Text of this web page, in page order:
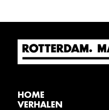
HOME
VERHALEN